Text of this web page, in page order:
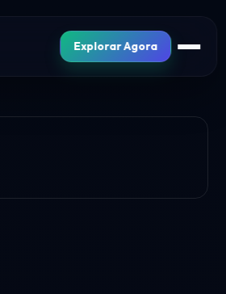
Explorar Agora